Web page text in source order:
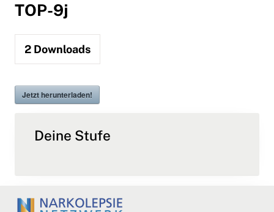
TOP-9j
2 Downloads
Jetzt herunterladen!
Deine Stufe